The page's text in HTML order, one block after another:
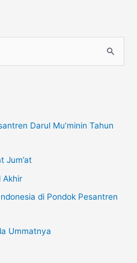
Darul Mu’minin Tahun
Jum’at
Akhir
di Pondok Pesantren
Ummatnya